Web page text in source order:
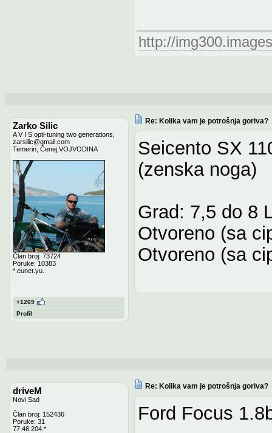
http://
Zarko Silic
A V I S opti-tuning two generations,
zarsilic@gmail.com
Temerin, Čenej,VOJVODINA
Član broj: 73724
Poruke: 10383
*.eunet.yu.
+1269
Profil
Re: Kolika vam je potrošnja goriva?
Seicento SX
(zenska noga)
Grad: 7,5 do 8
Otvoreno (sa
Otvoreno (sa
driveM
Novi Sad
Član broj: 152436
Poruke: 31
77.46.204.*
Re: Kolika vam je potrošnja goriva?
Ford Focus